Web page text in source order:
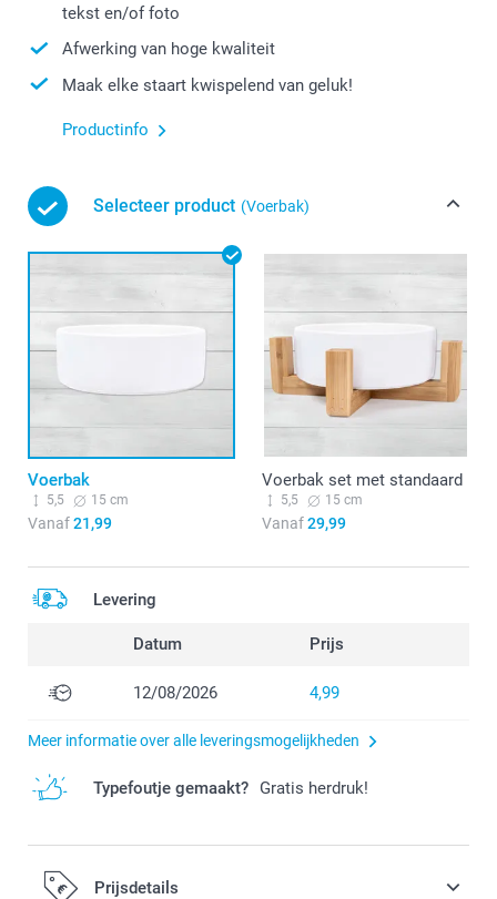
tekst en/of foto
Afwerking van hoge kwaliteit
Maak elke staart kwispelend van geluk!
Productinfo
Selecteer product (Voerbak)
Voerbak
5,5 15 cm
Vanaf21,99
Voerbak set met standaard
5,5 15 cm
Vanaf29,99
Levering
Datum Prijs
12/08/2026 4,99
Meer informatie over alle leveringsmogelijkheden
Typefoutje gemaakt? Gratis herdruk!
Prijsdetails